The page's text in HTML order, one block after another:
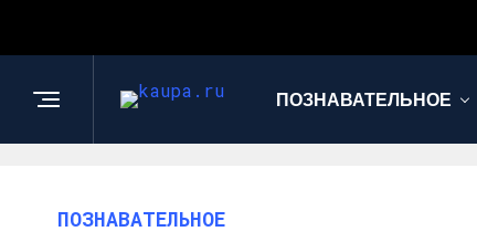
ПОЗНАВАТЕЛЬНОЕ
ПОЗНАВАТЕЛЬНОЕ